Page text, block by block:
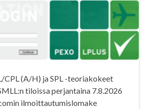
CPL (A/H) ja SPL -teoriakokeet
tiloissa perjantaina 7.8.2026
ilmoittautumislomake